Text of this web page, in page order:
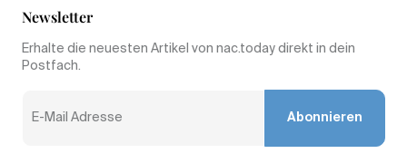
Newsletter
Erhalte die neuesten Artikel von nac.today direkt in dein
Postfach.
Abonnieren